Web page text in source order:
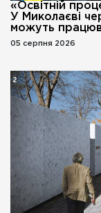
«Освітній
У Миколаєві
можуть
05 серпня 2026